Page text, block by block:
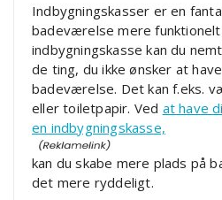
Indbygningskasser er en
badeværelse mere funktionelt
indbygningskasse kan du
de ting, du ikke ønsker at
badeværelse. Det kan f.eks.
eller toiletpapir. Ved at have
en indbygningskasse,
kan du skabe mere plads på
det mere ryddeligt.